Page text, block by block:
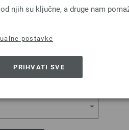
States of America
njih su ključne, a druge nam
postavke
PRIHVATI SVE
€
COOL WOOL Big Uni/
bez PDV-a, dodatno troškovi za dostavu,
109,20 €